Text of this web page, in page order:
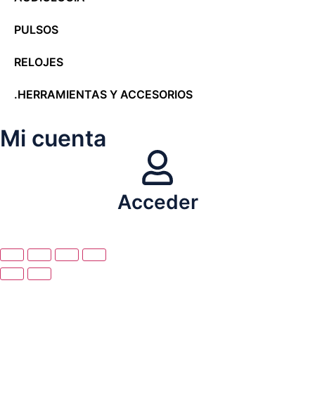
PULSOS
RELOJES
.HERRAMIENTAS Y ACCESORIOS
Mi cuenta
Acceder